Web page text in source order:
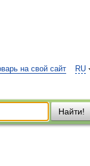
RU
на свой сайт
Найти!